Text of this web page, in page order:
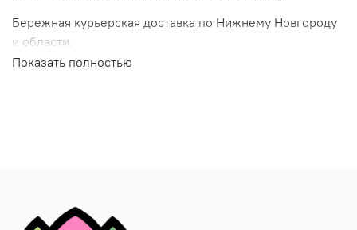
Бережная курьерская доставка по Нижнему Новгороду
и области.
или позвонить в студию и обговорить индивидуальный
Показать полностью